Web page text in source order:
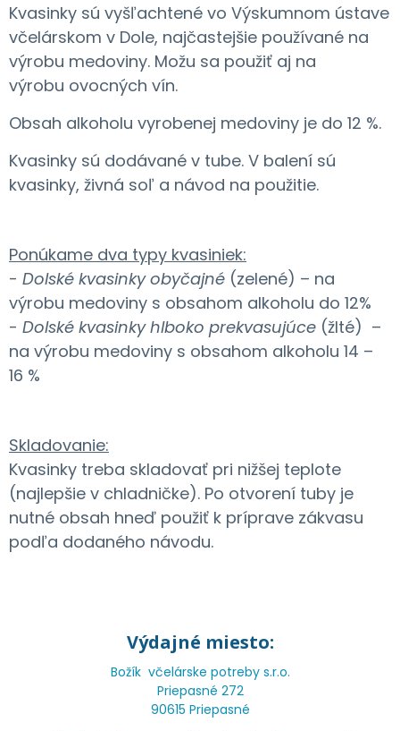
Kvasinky sú vyšľachtené vo Výskumnom ústave
včelárskom v Dole, najčastejšie používané na
výrobu medoviny. Možu sa použiť aj na
výrobu ovocných vín.
Obsah alkoholu vyrobenej medoviny je do 12 %.
Kvasinky sú dodávané v tube. V balení sú
kvasinky, živná soľ a návod na použitie.
Ponúkame dva typy kvasiniek:
- Dolské kvasinky obyčajné (zelené) – na
výrobu medoviny s obsahom alkoholu do 12%
- Dolské kvasinky hlboko prekvasujúce (žlté) –
na výrobu medoviny s obsahom alkoholu 14 –
16 %
Skladovanie:
Kvasinky treba skladovať pri nižšej teplote
(najlepšie v chladničke). Po otvorení tuby je
nutné obsah hneď použiť k príprave zákvasu
podľa dodaného návodu.
Výdajné miesto:
Božík včelárske potreby s.r.o.
Priepasné 272
90615 Priepasné